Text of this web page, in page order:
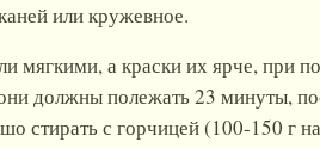
или кружевное.
мягкими, а краски их ярче, при
должны полежать 23 минуты,
стирать с горчицей (100-150 г